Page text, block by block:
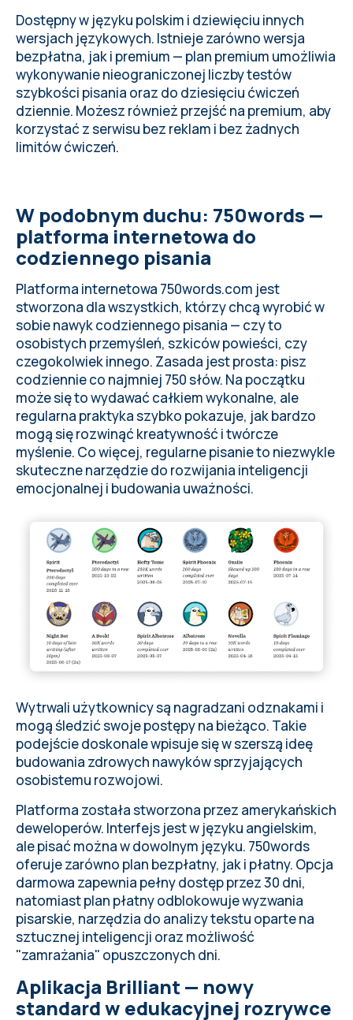
Dostępny w języku polskim i dziewięciu innych
wersjach językowych. Istnieje zarówno wersja
bezpłatna, jak i premium — plan premium umożliwia
wykonywanie nieograniczonej liczby testów
szybkości pisania oraz do dziesięciu ćwiczeń
dziennie. Możesz również przejść na premium, aby
korzystać z serwisu bez reklam i bez żadnych
limitów ćwiczeń.
W podobnym duchu: 750words —
platforma internetowa do
codziennego pisania
Platforma internetowa 750words.com jest
stworzona dla wszystkich, którzy chcą wyrobić w
sobie nawyk codziennego pisania — czy to
osobistych przemyśleń, szkiców powieści, czy
czegokolwiek innego. Zasada jest prosta: pisz
codziennie co najmniej 750 słów. Na początku
może się to wydawać całkiem wykonalne, ale
regularna praktyka szybko pokazuje, jak bardzo
mogą się rozwinąć kreatywność i twórcze
myślenie. Co więcej, regularne pisanie to niezwykle
skuteczne narzędzie do rozwijania inteligencji
emocjonalnej i budowania uważności.
Wytrwali użytkownicy są nagradzani odznakami i
mogą śledzić swoje postępy na bieżąco. Takie
podejście doskonale wpisuje się w szerszą ideę
budowania zdrowych nawyków sprzyjających
osobistemu rozwojowi.
Platforma została stworzona przez amerykańskich
deweloperów. Interfejs jest w języku angielskim,
ale pisać można w dowolnym języku. 750words
oferuje zarówno plan bezpłatny, jak i płatny. Opcja
darmowa zapewnia pełny dostęp przez 30 dni,
natomiast plan płatny odblokowuje wyzwania
pisarskie, narzędzia do analizy tekstu oparte na
sztucznej inteligencji oraz możliwość
"zamrażania" opuszczonych dni.
Aplikacja Brilliant — nowy
standard w edukacyjnej rozrywce